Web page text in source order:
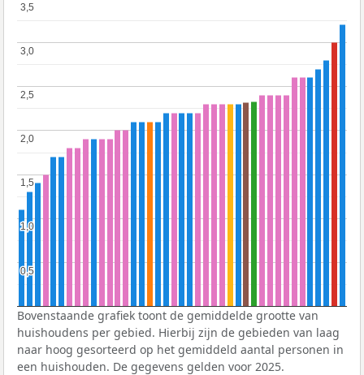
0,5
0,5
1,0
1,0
1,5
1,5
2,0
2,0
2,5
2,5
3,0
3,0
3,5
3,5
Bovenstaande grafiek toont de gemiddelde grootte van
huishoudens per gebied. Hierbij zijn de gebieden van laag
naar hoog gesorteerd op het gemiddeld aantal personen in
een huishouden. De gegevens gelden voor 2025.